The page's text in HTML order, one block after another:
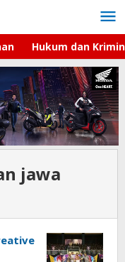
Hukum dan
jawa